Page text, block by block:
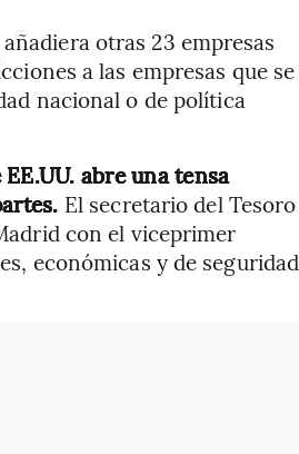
otras 23 empresas
a las empresas que se
nacional o de política
abre una tensa
El secretario del Tesoro
con el viceprimer
económicas y de seguridad